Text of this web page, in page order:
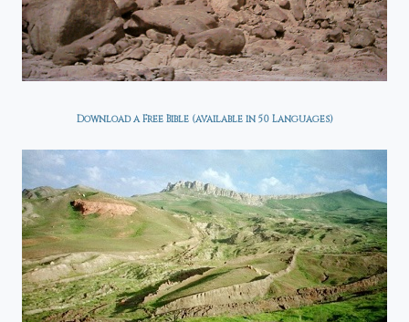
Download a Free Bible (available in 50 Languages)